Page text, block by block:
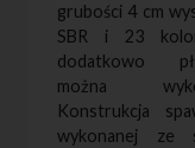
grubości 4 cm
SBR i 23
dodatkowo
można
Konstrukcja
wykonanej ze